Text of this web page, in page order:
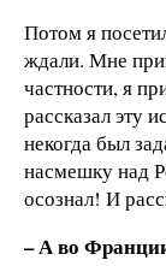
Потом я
ждали. Мне
частности, я
рассказал эту
некогда был
насмешку над
осознал! И
– А во